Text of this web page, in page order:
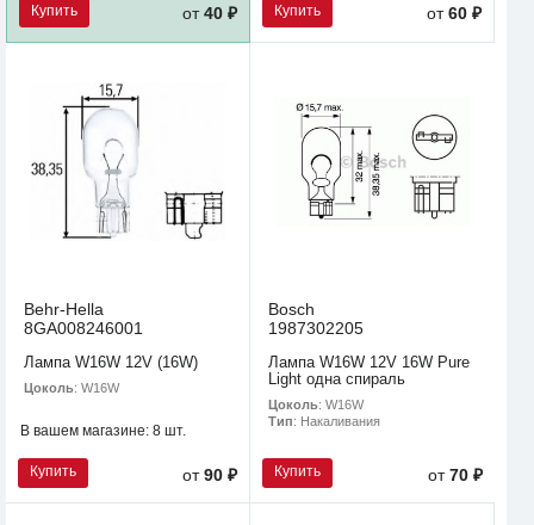
Купить от40 ₽ Купить от60 ₽
Behr-Hella
8GA008246001
Лампа W16W 12V (16W)
Цоколь: W16W
В вашем магазине: 8 шт.
Купить от90 ₽
Bosch
1987302205
Лампа W16W 12V 16W Pure
Light одна спираль
Цоколь: W16W
Тип: Накаливания
Купить от70 ₽